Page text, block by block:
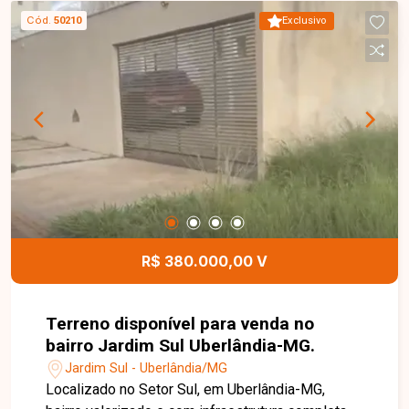
quem busca ponto comercial com terreno amplo
em localização estratégica. Entre em contato para
mais informações.
Exclusivo
Cód. 50210
R$ 380.000,00 V
Terreno disponível para venda no
bairro Jardim Sul Uberlândia-MG.
Jardim Sul - Uberlândia/MG
Localizado no Setor Sul, em Uberlândia-MG,